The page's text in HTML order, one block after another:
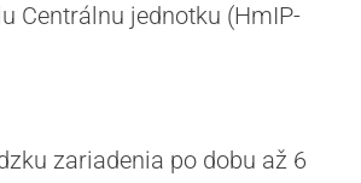
Centrálnu jednotku (HmIP-
zariadenia po dobu až 6